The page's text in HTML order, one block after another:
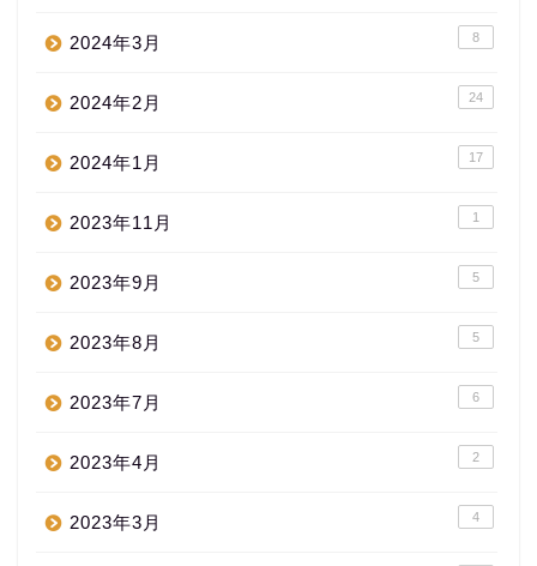
2024年3月 8
2024年2月 24
2024年1月 17
2023年11月 1
2023年9月 5
2023年8月 5
2023年7月 6
2023年4月 2
2023年3月 4